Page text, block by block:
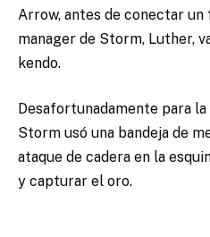
Arrow, antes de conectar
manager de Storm, Luther,
kendo.
Desafortunadamente para la
Storm usó una bandeja de
ataque de cadera en la
y capturar el oro.